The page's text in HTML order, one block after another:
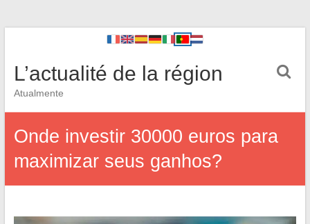
L’actualité de la région
Atualmente
Onde investir 30000 euros para
maximizar seus ganhos?